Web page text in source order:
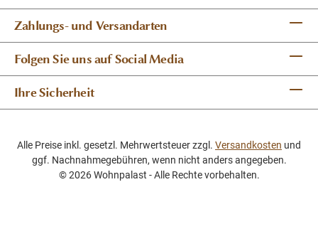
Zahlungs- und Versandarten
Folgen Sie uns auf Social Media
Ihre Sicherheit
Alle Preise inkl. gesetzl. Mehrwertsteuer zzgl. Versandkosten und
ggf. Nachnahmegebühren, wenn nicht anders angegeben.
© 2026 Wohnpalast - Alle Rechte vorbehalten.